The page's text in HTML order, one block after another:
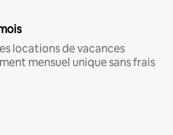
locations de vacances
mensuel unique sans frais